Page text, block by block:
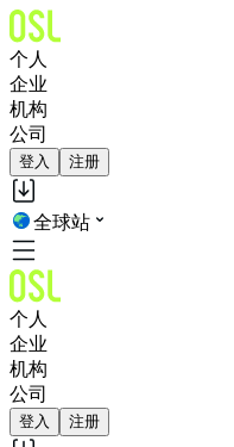
个人
企业
机构
公司
登入 注册
全球站
个人
企业
机构
公司
登入 注册